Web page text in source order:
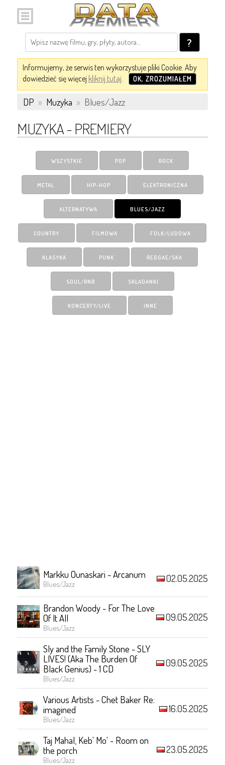
?
Informujemy, że serwis ten wykorzystuje pliki Cookie. Aby
dowiedzieć się więcej kliknij tutaj. OK, ZROZUMIAŁEM
DP » Muzyka » Blues/Jazz
MUZYKA - PREMIERY
WSZYSTKIE POP ROCK
METAL HIP-HOP ELEKTRONICZNA
ALTERNATYWA BLUES/JAZZ
COUNTRY FILMOWA FOLK/LUDOWA
KLASYKA PUNK REGGAE/SKA
SOUL/RNB SKŁADANKI
KONCERTY/LIVE INNE
Markku Ounaskari - Arcanum
Blues/Jazz 02.05.2025
Brandon Woody - For The Love
Of It All
Blues/Jazz
09.05.2025
Sly and the Family Stone - SLY
LIVES! (Aka The Burden Of
Black Genius) - 1 CD
Blues/Jazz
09.05.2025
Various Artists - Chet Baker Re:
imagined
Blues/Jazz
16.05.2025
Taj Mahal, Keb' Mo' - Room on
the porch
Blues/Jazz
23.05.2025